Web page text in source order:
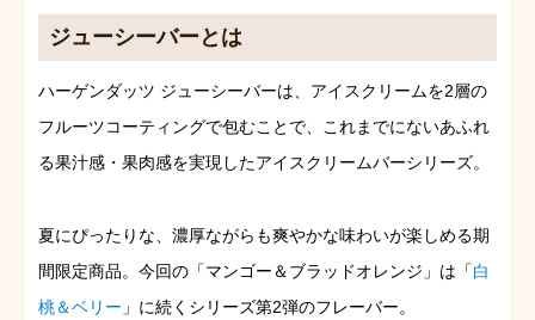
ジューシーバーとは
ハーゲンダッツ ジューシーバーは、アイスクリームを2層の
フルーツコーティングで包むことで、これまでにないあふれ
る果汁感・果肉感を実現したアイスクリームバーシリーズ。
夏にぴったりな、濃厚ながらも爽やかな味わいが楽しめる期
間限定商品。今回の「マンゴー＆ブラッドオレンジ」は「白
桃＆ベリー 」に続くシリーズ第2弾のフレーバー。